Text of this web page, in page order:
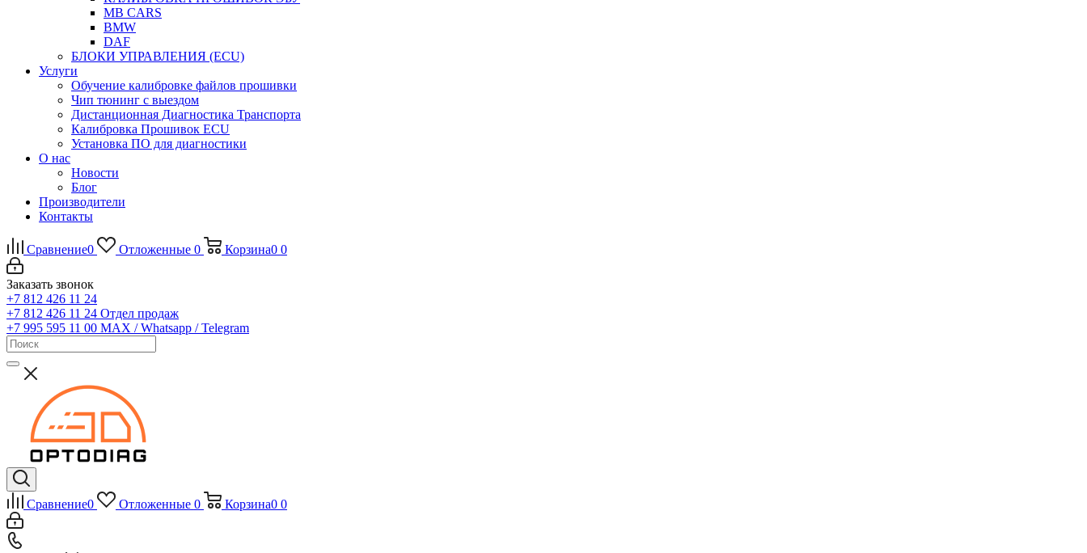
MB CARS
BMW
DAF
БЛОКИ УПРАВЛЕНИЯ (ECU)
Услуги
Обучение калибровке файлов прошивки
Чип тюнинг с выездом
Дистанционная Диагностика Транспорта
Калибровка Прошивок ECU
Установка ПО для диагностики
О нас
Новости
Блог
Производители
Контакты
Сравнение0 Отложенные 0 Корзина0 0
Заказать звонок
+7 812 426 11 24
+7 812 426 11 24 Отдел продаж
+7 995 595 11 00 MAX / Whatsapp / Telegram
Сравнение0 Отложенные 0 Корзина0 0